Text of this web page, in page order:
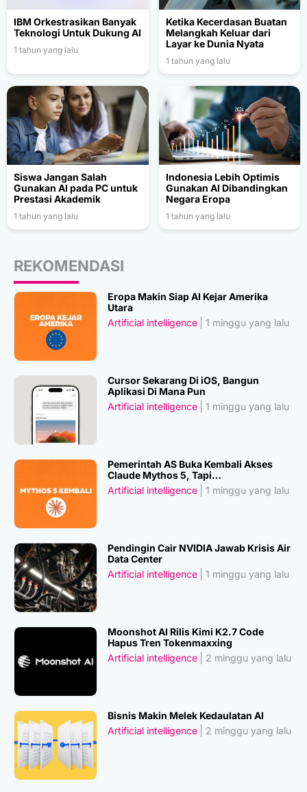
IBM Orkestrasikan Banyak
Teknologi Untuk Dukung AI
1 tahun yang lalu
Ketika Kecerdasan Buatan
Melangkah Keluar dari
Layar ke Dunia Nyata
1 tahun yang lalu
Siswa Jangan Salah
Gunakan AI pada PC untuk
Prestasi Akademik
1 tahun yang lalu
Indonesia Lebih Optimis
Gunakan AI Dibandingkan
Negara Eropa
1 tahun yang lalu
REKOMENDASI
Eropa Makin Siap AI Kejar Amerika
Utara
Artificial intelligence
1 minggu yang lalu
Cursor Sekarang Di iOS, Bangun
Aplikasi Di Mana Pun
Artificial intelligence
1 minggu yang lalu
Pemerintah AS Buka Kembali Akses
Claude Mythos 5, Tapi…
Artificial intelligence
1 minggu yang lalu
Pendingin Cair NVIDIA Jawab Krisis Air
Data Center
Artificial intelligence
1 minggu yang lalu
Moonshot AI Rilis Kimi K2.7 Code
Hapus Tren Tokenmaxxing
Artificial intelligence
2 minggu yang lalu
Bisnis Makin Melek Kedaulatan AI
Artificial intelligence
2 minggu yang lalu